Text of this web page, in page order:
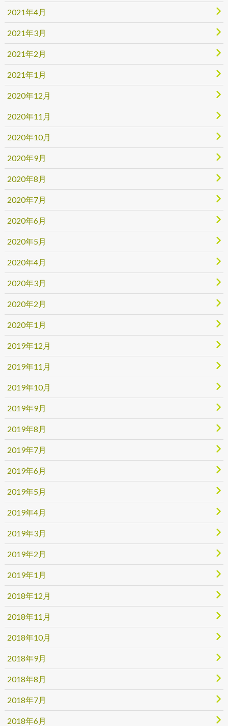
2021年4月
2021年3月
2021年2月
2021年1月
2020年12月
2020年11月
2020年10月
2020年9月
2020年8月
2020年7月
2020年6月
2020年5月
2020年4月
2020年3月
2020年2月
2020年1月
2019年12月
2019年11月
2019年10月
2019年9月
2019年8月
2019年7月
2019年6月
2019年5月
2019年4月
2019年3月
2019年2月
2019年1月
2018年12月
2018年11月
2018年10月
2018年9月
2018年8月
2018年7月
2018年6月